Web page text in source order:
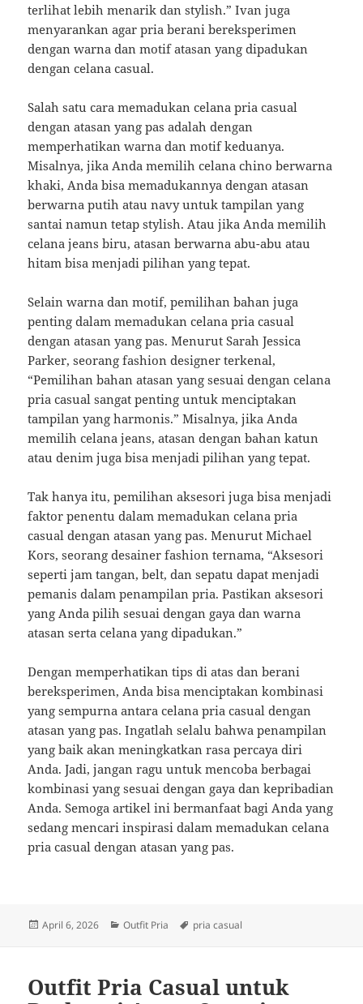
terlihat lebih menarik dan stylish.” Ivan juga
menyarankan agar pria berani bereksperimen
dengan warna dan motif atasan yang dipadukan
dengan celana casual.
Salah satu cara memadukan celana pria casual
dengan atasan yang pas adalah dengan
memperhatikan warna dan motif keduanya.
Misalnya, jika Anda memilih celana chino berwarna
khaki, Anda bisa memadukannya dengan atasan
berwarna putih atau navy untuk tampilan yang
santai namun tetap stylish. Atau jika Anda memilih
celana jeans biru, atasan berwarna abu-abu atau
hitam bisa menjadi pilihan yang tepat.
Selain warna dan motif, pemilihan bahan juga
penting dalam memadukan celana pria casual
dengan atasan yang pas. Menurut Sarah Jessica
Parker, seorang fashion designer terkenal,
“Pemilihan bahan atasan yang sesuai dengan celana
pria casual sangat penting untuk menciptakan
tampilan yang harmonis.” Misalnya, jika Anda
memilih celana jeans, atasan dengan bahan katun
atau denim juga bisa menjadi pilihan yang tepat.
Tak hanya itu, pemilihan aksesori juga bisa menjadi
faktor penentu dalam memadukan celana pria
casual dengan atasan yang pas. Menurut Michael
Kors, seorang desainer fashion ternama, “Aksesori
seperti jam tangan, belt, dan sepatu dapat menjadi
pemanis dalam penampilan pria. Pastikan aksesori
yang Anda pilih sesuai dengan gaya dan warna
atasan serta celana yang dipadukan.”
Dengan memperhatikan tips di atas dan berani
bereksperimen, Anda bisa menciptakan kombinasi
yang sempurna antara celana pria casual dengan
atasan yang pas. Ingatlah selalu bahwa penampilan
yang baik akan meningkatkan rasa percaya diri
Anda. Jadi, jangan ragu untuk mencoba berbagai
kombinasi yang sesuai dengan gaya dan kepribadian
Anda. Semoga artikel ini bermanfaat bagi Anda yang
sedang mencari inspirasi dalam memadukan celana
pria casual dengan atasan yang pas.
Posted
April 6, 2026 Categories
Outfit Pria Tags
pria casual
Outfit Pria Casual untuk